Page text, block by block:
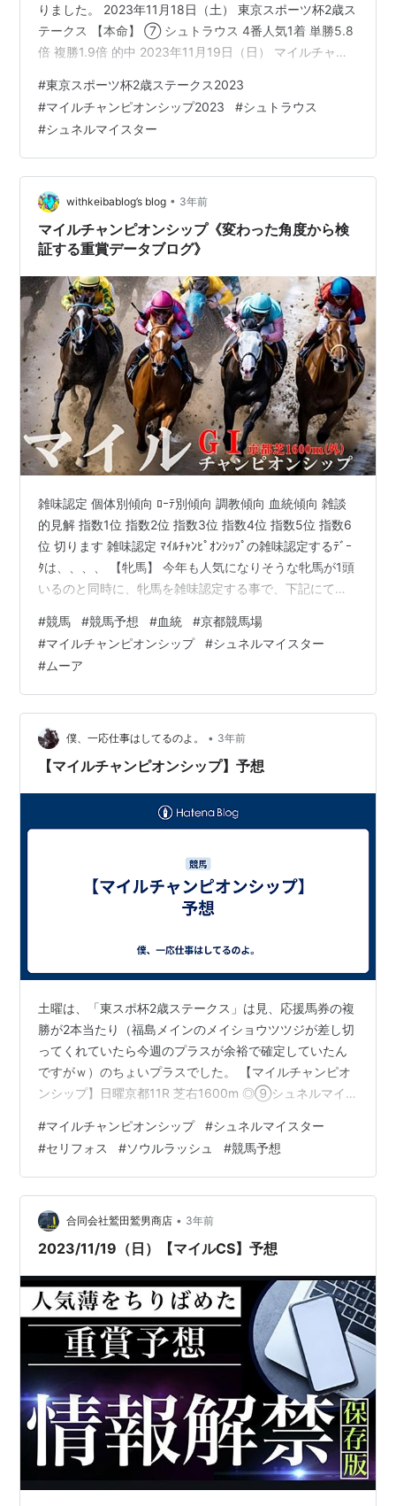
りました。 2023年11月18日（土） 東京スポーツ杯2歳ス
テークス 【本命】 ⑦ シュトラウス 4番人気1着 単勝5.8
倍 複勝1.9倍 的中 2023年11月19日（日） マイルチャン
着 不的中
#東京スポーツ杯2歳ステークス2023
#マイルチャンピオンシップ2023 #シュトラウス
#シュネルマイスター
withkeibablog’s blog • 3年前
マイルチャンピオンシップ《変わった角度から検
証する重賞データブログ》
雑味認定 個体別傾向 ﾛｰﾃ別傾向 調教傾向 血統傾向 雑談
的見解 指数1位 指数2位 指数3位 指数4位 指数5位 指数6
位 切ります 雑味認定 ﾏｲﾙﾁｬﾝﾋﾟｵﾝｼｯﾌﾟの雑味認定するﾃﾞｰ
ﾀは、、、、 【牝馬】 今年も人気になりそうな牝馬が1頭
いるのと同時に、牝馬を雑味認定する事で、下記にて取
開催の2010年～2019年の牝馬 0-0-2-2-2-23/29複勝率
6.9% 複勝回収率20% ※京都開催の2003年～2019年の牝
馬 1-3-4-3-2-37/50勝率2% 単勝回収率21%連対率8%複
勝率16% 複勝回収率40% 上…
#競馬 #競馬予想 #血統 #京都競馬場
#マイルチャンピオンシップ #シュネルマイスター
#ムーア
僕、一応仕事はしてるのよ。 • 3年前
【マイルチャンピオンシップ】予想
土曜は、「東スポ杯2歳ステークス」は見、応援馬券の複
勝が2本当たり（福島メインのメイショウツツジが差し切
ってくれていたら今週のプラスが余裕で確定していたん
ですがｗ）のちょいプラスでした。 【マイルチャンピオ
ンシップ】日曜京都11R 芝右1600m ◎⑨シュネルマイス
走前の「マイラーズカップ」をすごい脚で勝っていま
す。今回も末脚に賭ける競馬になるでしょうけど、エン
ジンの掛かり的にも馬場的にもアタマまで届くは分かり
ませんが、それでも最低限馬券圏内には来てくれると信
じます。セリフォスと迷いましたが、一度使われた分を
考慮してこちらを軸にしました。 …
#マイルチャンピオンシップ #シュネルマイスター
#セリフォス #ソウルラッシュ #競馬予想
合同会社鷲田鷲男商店 • 3年前
2023/11/19（日）【マイルCS】予想